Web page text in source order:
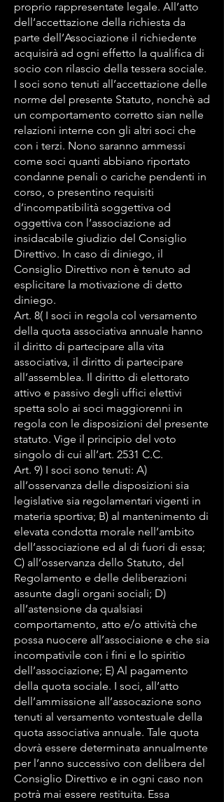
proprio rappresentate legale. All’atto
dell’accettazione della richiesta da
parte dell’Associazione il richiedente
acquisirà ad ogni effetto la qualifica di
socio con rilascio della tessera sociale.
I soci sono tenuti all’accettazione delle
norme del presente Statuto, nonchè ad
un comportamento corretto sian nelle
relazioni interne con gli altri soci che
con i terzi. Nono saranno ammessi
come soci quanti abbiano riportato
condanne penali o cariche pendenti in
corso, o presentino requisiti
d’incompatibilità soggettiva od
oggettiva con l’associazione ad
insidacabile giudizio del Consiglio
Direttivo. In caso di diniego, il
Consiglio Direttivo non è tenuto ad
esplicitare la motivazione di detto
diniego.
Art. 8( I soci in regola col versamento
della quota associativa annuale hanno
il diritto di partecipare alla vita
associativa, il diritto di partecipare
all’assemblea. Il diritto di elettorato
attivo e passivo degli uffici elettivi
spetta solo ai soci maggiorenni in
regola con le disposizioni del presente
statuto. Vige il principio del voto
singolo di cui all’art. 2531 C.C.
Art. 9) I soci sono tenuti: A)
all’osservanza delle disposizioni sia
legislative sia regolamentari vigenti in
materia sportiva; B) al mantenimento di
elevata condotta morale nell’ambito
dell’associazione ed al di fuori di essa;
C) all’osservanza dello Statuto, del
Regolamento e delle deliberazioni
assunte dagli organi sociali; D)
all’astensione da qualsiasi
comportamento, atto e/o attività che
possa nuocere all’associaione e che sia
incompativile con i fini e lo spiritio
dell’associazione; E) Al pagamento
della quota sociale. I soci, all’atto
dell’ammissione all’assocazione sono
tenuti al versamento vontestuale della
quota associativa annuale. Tale quota
dovrà essere determinata annualmente
per l’anno successivo con delibera del
Consiglio Direttivo e in ogni caso non
potrà mai essere restituita. Essa